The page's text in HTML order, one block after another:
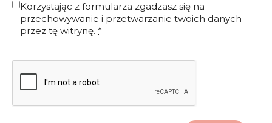
Korzystając z formularza zgadzasz się na
przechowywanie i przetwarzanie twoich danych
przez tę witrynę. *